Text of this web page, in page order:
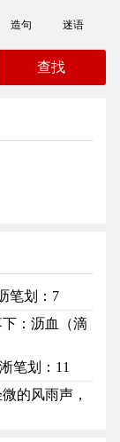
造句 迷语
笔划：7
：沥血（滴
淅笔划：11
的风雨声，